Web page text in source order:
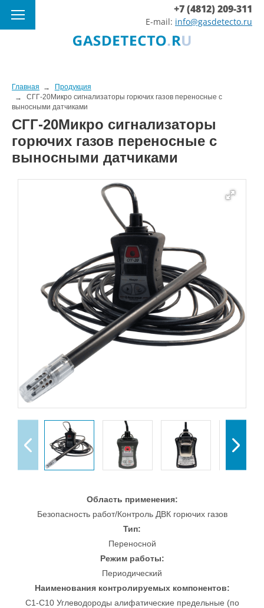
+7 (4812) 209-311
E-mail: info@gasdetecto.ru
Главная
Продукция
СГГ-20Микро сигнализаторы горючих газов переносные с
выносными датчиками
СГГ-20Микро сигнализаторы
горючих газов переносные с
выносными датчиками
Область применения:
Безопасность работ/Контроль ДВК горючих газов
Тип:
Переносной
Режим работы:
Периодический
Наименования контролируемых компонентов:
C1-C10 Углеводороды алифатические предельные (по